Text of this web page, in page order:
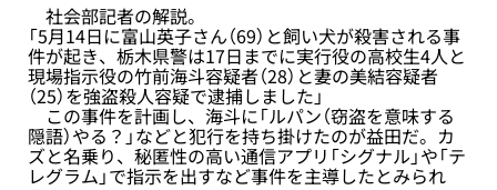
社会部記者の解説。
「5月14日に富山英子さん（69）と飼い犬が殺害される事
件が起き、栃木県警は17日までに実行役の高校生4人と
現場指示役の竹前海斗容疑者（28）と妻の美結容疑者
（25）を強盗殺人容疑で逮捕しました」
この事件を計画し、海斗に「ルパン（窃盗を意味する
隠語）やる？」などと犯行を持ち掛けたのが益田だ。カ
ズと名乗り、秘匿性の高い通信アプリ「シグナル」や「テ
レグラム」で指示を出すなど事件を主導したとみられ